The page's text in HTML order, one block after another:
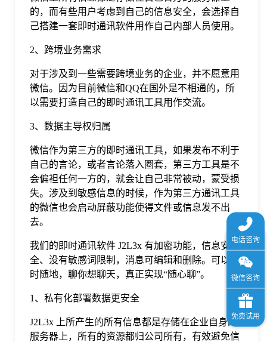
的，而有些用户考虑到自己的信息安全，会选择自
己搭建一套即时通讯软件用作自己内部人员使用。
2、跨境业务需求
对于涉及到一些需要跨境业务的企业，并不愿意用
微信。因为目前微信和QQ在国外是不相通的，所
以需要打造自己的即时通讯工具用作交流。
3、数据主导权归属
微信作为第三方的即时通讯工具，如果发布不利于
自己的言论，或者言论落入圈套，第三方工具是不
会偏袒任何一方的，就会让自己非常被动，蒙受损
失。涉及到敏感信息的时候，作为第三方通讯工具
的微信也会启动屏蔽功能使得文件或信息发不出
去。
我们的即时通讯软件 J2L3x 有加密功能，信息安
全、没有敏感词限制，消息可编辑和删除。可以随
时随地，聊你想聊天，真正实现“随心聊”。
1、私有化部署数据更安全
J2L3x 上所产生的所有信息都是存储在企业自身的
服务器上，所有的资源都归公司所有，有效避免信